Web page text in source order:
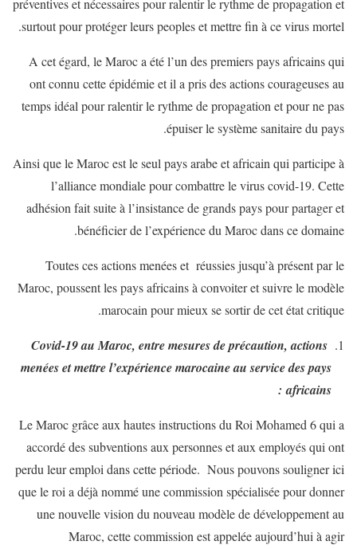
préventives et nécessaires pour ralentir le rythme de propagation et
surtout pour protéger leurs peoples et mettre fin à ce virus mortel.
A cet égard, le Maroc a été l’un des premiers pays africains qui
ont connu cette épidémie et il a pris des actions courageuses au
temps idéal pour ralentir le rythme de propagation et pour ne pas
épuiser le système sanitaire du pays.
Ainsi que le Maroc est le seul pays arabe et africain qui participe à
l’alliance mondiale pour combattre le virus covid-19. Cette
adhésion fait suite à l’insistance de grands pays pour partager et
bénéficier de l’expérience du Maroc dans ce domaine.
Toutes ces actions menées et réussies jusqu’à présent par le
Maroc, poussent les pays africains à convoiter et suivre le modèle
marocain pour mieux se sortir de cet état critique.
Covid-19 au Maroc, entre mesures de précaution, actions
menées et mettre l’expérience marocaine au service des pays
africains :
Le Maroc grâce aux hautes instructions du Roi Mohamed 6 qui a
accordé des subventions aux personnes et aux employés qui ont
perdu leur emploi dans cette période. Nous pouvons souligner ici
que le roi a déjà nommé une commission spécialisée pour donner
une nouvelle vision du nouveau modèle de développement au
Maroc, cette commission est appelée aujourd’hui à agir